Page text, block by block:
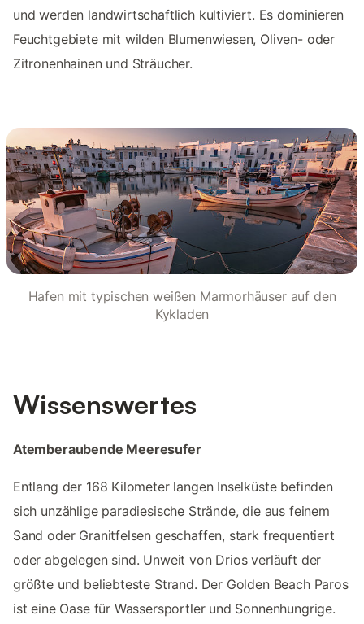
und werden landwirtschaftlich kultiviert. Es dominieren
Feuchtgebiete mit wilden Blumenwiesen, Oliven- oder
Zitronenhainen und Sträucher.
Hafen mit typischen weißen Marmorhäuser auf den
Kykladen
Wissenswertes
Atemberaubende Meeresufer
Entlang der 168 Kilometer langen Inselküste befinden
sich unzählige paradiesische Strände, die aus feinem
Sand oder Granitfelsen geschaffen, stark frequentiert
oder abgelegen sind. Unweit von Drios verläuft der
größte und beliebteste Strand. Der Golden Beach Paros
ist eine Oase für Wassersportler und Sonnenhungrige.